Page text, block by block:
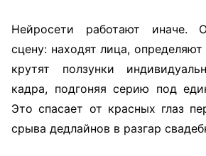
Нейросети работают иначе.
сцену: находят лица,
крутят ползунки
кадра, подгоняя серию под
Это спасает от красных глаз
срыва дедлайнов в разгар